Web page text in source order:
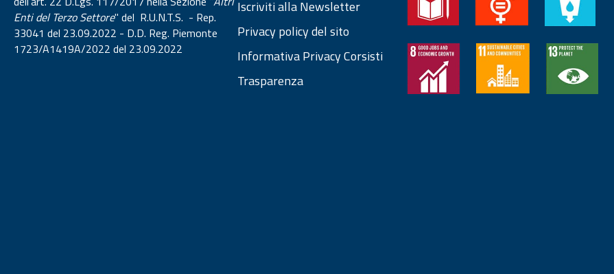
Enti del Terzo Settore" del R.U.N.T.S. - Rep.
33041 del 23.09.2022 - D.D. Reg. Piemonte
1723/A1419A/2022 del 23.09.2022
Iscriviti alla Newsletter
Privacy policy del sito
Informativa Privacy Corsisti
Trasparenza